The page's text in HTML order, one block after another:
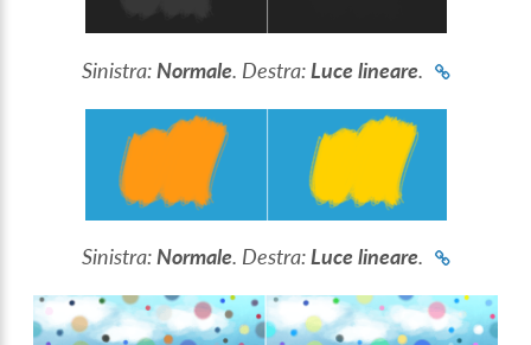
Sinistra: Normale. Destra: Luce lineare.
Sinistra: Normale. Destra: Luce lineare.